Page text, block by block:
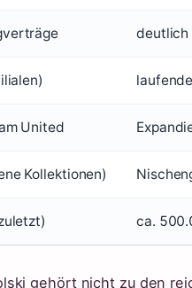
deutlich
United
Kollektionen)
ca.
gehört nicht zu den